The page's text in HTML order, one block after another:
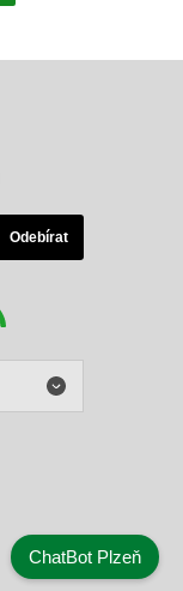
ChatBot Plzeň